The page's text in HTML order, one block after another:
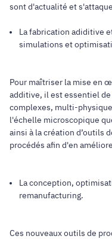
sont d'actualité et
La fabrication adiditive
simulations et
Pour maîtriser la mise en
additive, il est essentiel
complexes, multi-
l'échelle microscopique
ainsi à la création d’outils
procédés afin d'en
La conception,
remanufacturing.
Ces nouveaux outils de